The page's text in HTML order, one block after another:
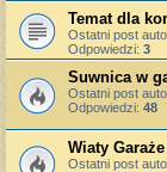
Temat dla
Ostatni post
Odpowiedzi: 3
Suwnica w
Ostatni post
Odpowiedzi: 48
Wiaty
Ostatni post